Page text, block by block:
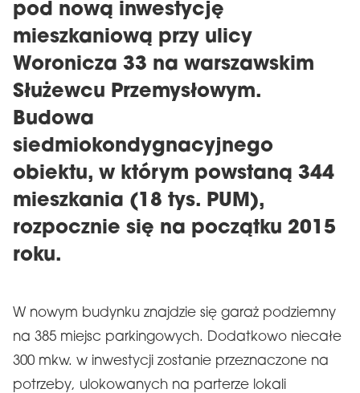
pod nową inwestycję
mieszkaniową przy ulicy
Woronicza 33 na warszawskim
Służewcu Przemysłowym.
Budowa
siedmiokondygnacyjnego
obiektu, w którym powstaną 344
mieszkania (18 tys. PUM),
rozpocznie się na początku 2015
roku.
W nowym budynku znajdzie się garaż podziemny
na 385 miejsc parkingowych. Dodatkowo niecałe
300 mkw. w inwestycji zostanie przeznaczone na
potrzeby, ulokowanych na parterze lokali